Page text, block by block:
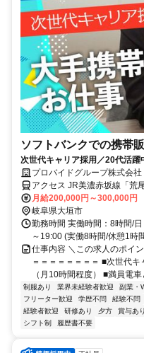
ソフトバンクでの携帯
次世代キャリア採用／20代活
スタート
プロバイドグループ株式会社
アクセス JR美濃赤坂線「荒
月給200,000円～300,000円
岐阜県大垣市
勤務時間 実働時間：8時間/
～19:00 (実働8時間/休憩1時
仕事内容 ＼この求人のポイ
＝＝＝＝＝＝＝＝ ■次世代
（月10時間程度） ■満員電
制服あり 業界未経験者歓迎 副業・
フリーター歓迎
学歴不問 経験不問
経験者歓迎
研修あり 夕方 賞与あり
シフト制
履歴書不要